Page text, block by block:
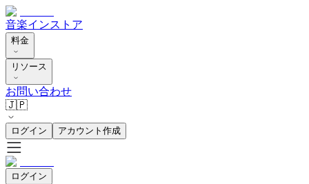
音楽インストア
料金
リソース
お問い合わせ
🇯🇵
ログイン アカウント作成
ログイン